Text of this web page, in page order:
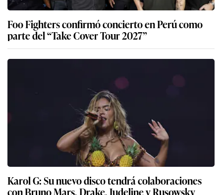
Foo Fighters confirmó concierto en Perú como
parte del “Take Cover Tour 2027”
Karol G: Su nuevo disco tendrá colaboraciones
con Bruno Mars, Drake, Judeline y Rusowsky